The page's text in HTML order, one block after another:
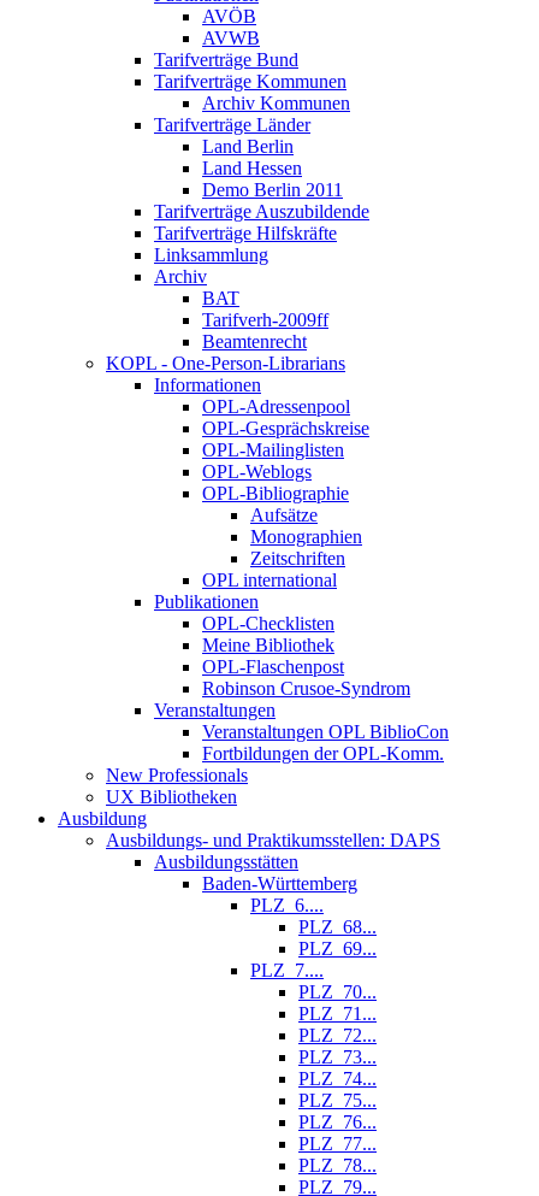
AVÖB
AVWB
Tarifverträge Bund
Tarifverträge Kommunen
Archiv Kommunen
Tarifverträge Länder
Land Berlin
Land Hessen
Demo Berlin 2011
Tarifverträge Auszubildende
Tarifverträge Hilfskräfte
Linksammlung
Archiv
BAT
Tarifverh-2009ff
Beamtenrecht
KOPL - One-Person-Librarians
Informationen
OPL-Adressenpool
OPL-Gesprächskreise
OPL-Mailinglisten
OPL-Weblogs
OPL-Bibliographie
Aufsätze
Monographien
Zeitschriften
OPL international
Publikationen
OPL-Checklisten
Meine Bibliothek
OPL-Flaschenpost
Robinson Crusoe-Syndrom
Veranstaltungen
Veranstaltungen OPL BiblioCon
Fortbildungen der OPL-Komm.
New Professionals
UX Bibliotheken
Ausbildung
Ausbildungs- und Praktikumsstellen: DAPS
Ausbildungsstätten
Baden-Württemberg
PLZ_6....
PLZ_68...
PLZ_69...
PLZ_7....
PLZ_70...
PLZ_71...
PLZ_72...
PLZ_73...
PLZ_74...
PLZ_75...
PLZ_76...
PLZ_77...
PLZ_78...
PLZ_79...